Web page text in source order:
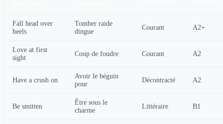
Fall head over
heels
Tomber raide
dingue
Courant A2+
Love at first
sight
Coup de foudre Courant A2
Have a crush on
Avoir le béguin
pour
Décontracté A2
Be smitten
Être sous le
charme
Littéraire B1